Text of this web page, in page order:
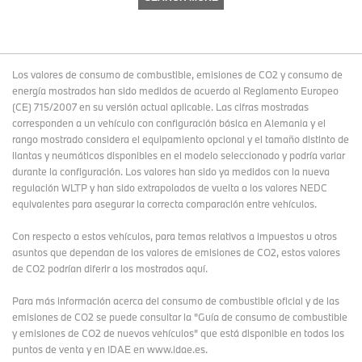
Los valores de consumo de combustible, emisiones de CO2 y consumo de
energía mostrados han sido medidos de acuerdo al Reglamento Europeo
(CE) 715/2007 en su versión actual aplicable. Las cifras mostradas
corresponden a un vehículo con configuración básica en Alemania y el
rango mostrado considera el equipamiento opcional y el tamaño distinto de
llantas y neumáticos disponibles en el modelo seleccionado y podría variar
durante la configuración. Los valores han sido ya medidos con la nueva
regulación WLTP y han sido extrapolados de vuelta a los valores NEDC
equivalentes para asegurar la correcta comparación entre vehículos.
Con respecto a estos vehículos, para temas relativos a impuestos u otros
asuntos que dependan de los valores de emisiones de CO2, estos valores
de CO2 podrían diferir a los mostrados aquí.
Para más información acerca del consumo de combustible oficial y de las
emisiones de CO2 se puede consultar la "Guía de consumo de combustible
y emisiones de CO2 de nuevos vehículos" que está disponible en todos los
puntos de venta y en IDAE en www.idae.es.